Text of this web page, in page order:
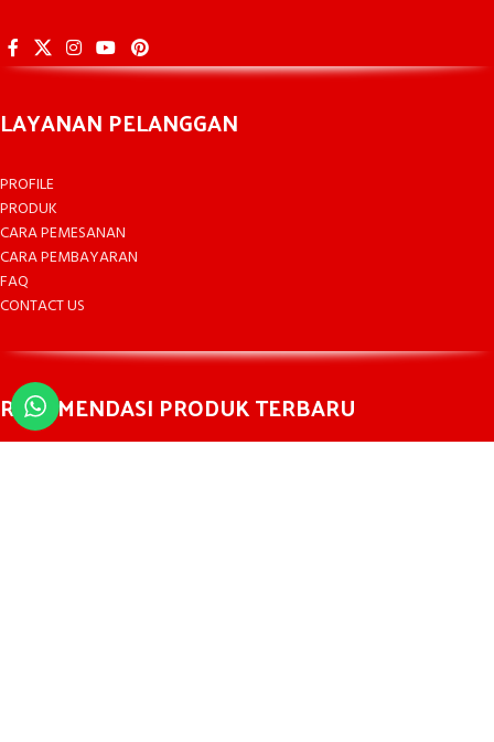
LAYANAN PELANGGAN
PROFILE
PRODUK
CARA PEMESANAN
CARA PEMBAYARAN
FAQ
CONTACT US
REKOMENDASI PRODUK TERBARU